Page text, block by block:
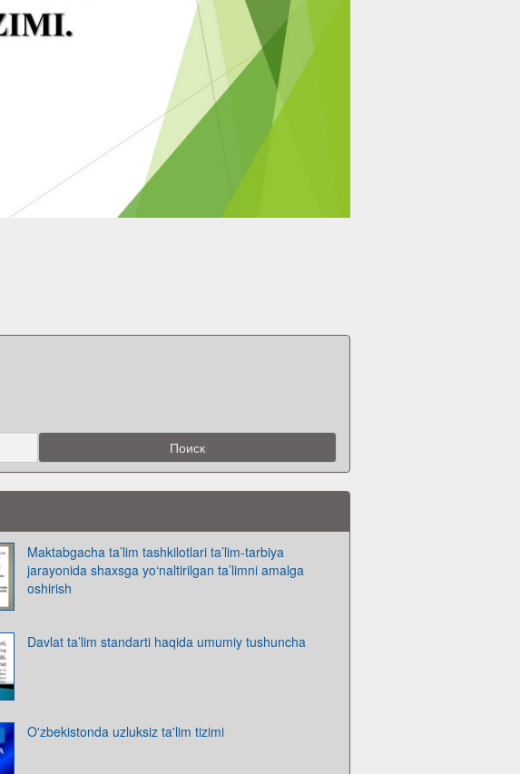
Maktabgacha ta’lim tashkilotlari ta’lim-tarbiya
jarayonida shaxsga yo‘naltirilgan ta’limni amalga
oshirish
Davlat ta’lim standarti haqida umumiy tushuncha
O'zbekistonda uzluksiz ta'lim tizimi